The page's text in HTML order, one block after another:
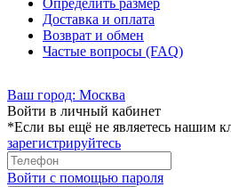
Определить размер
Доставка и оплата
Возврат и обмен
Частые вопросы (FAQ)
Ваш город: Москва
Войти в личный кабинет
*Если вы ещё не являетесь нашим
зарегистрируйтесь
Войти с помощью пароля